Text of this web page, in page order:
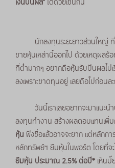
เงินปันผล”ได้ด้วยเช่นกัน
นักลงทุนระยะยาวส่วนใหญ่ ที่
ขายหุ้นเหล่านี้ออกไป ด้วยเหตุผล
ที่ต่ำมากๆ อยากถือหุ้นรับปันผลไป
ลงเพราะขาดทุนอยู่ เลยถือไปก่อนละ
วันนี้เราเลยอยากจะมาแนะน
ลงทุนทำงาน สร้างผลตอบแทนเพิ่
หุ้น ฟังชื่อแล้วอาจจะยาก แต่หลักก
หลักทรัพย์ฯ ยืมหุ้นในพอร์ต โดยที่จ
ยืมหุ้น ประมาณ 2.5% ต่อปี* เห็นมั๊